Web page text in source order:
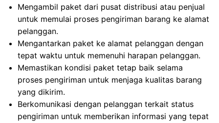
Mengambil paket dari pusat distribusi atau penjual
untuk memulai proses pengiriman barang ke alamat
pelanggan.
Mengantarkan paket ke alamat pelanggan dengan
tepat waktu untuk memenuhi harapan pelanggan.
Memastikan kondisi paket tetap baik selama
proses pengiriman untuk menjaga kualitas barang
yang dikirim.
Berkomunikasi dengan pelanggan terkait status
pengiriman untuk memberikan informasi yang tepat